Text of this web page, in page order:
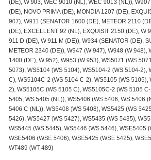
(DE), W 903, WEC 9010 (NL), WEC 9013 (NL)),
(DE), NOVO PRIMA (DE), MONDIA 1207 (DE),
907), W911 (SENATOR 1600 (DE), METEOR 2110
(DE), EXCELLENT 92 (NL), EXQUISIT 2150 (DE), W
911 D (DE), W 911 M (DE)), W934 (SENATOR (DE),
METEOR 2340 (DE)), W947 (W 947), W948 (W 948),
1400 (DE), W 952), W953 (W 953), WS5071 (WS
5073), WS5104 (WS 5104), WS5104-2 (WS 5104-2),
C), WS5104C-2 (WS 5104 C-2), WS5105 (WS 5105),
2), WS5105C (WS 5105 C), WS5105C-2 (WS 5105
5405, WS 5405 (NL)), WS5406 (WS 5406, WS 5406
5406 C (NL)), WS5408 (WS 5408), WS5425 (WS
5426), WS5427 (WS 5427), WS5435 (WS 5435),
WS5445 (WS 5445), WS5446 (WS 5446), WSE5405
WSE5406 (WSE 5406), WSE5425 (WSE 5425),
WT489 (WT 489)